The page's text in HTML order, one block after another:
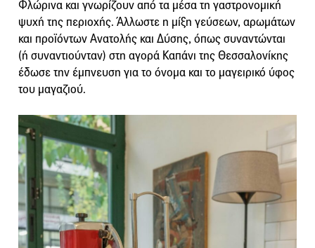
Φλώρινα και γνωρίζουν από τα μέσα τη γαστρονομική
ψυχή της περιοχής. Άλλωστε η μίξη γεύσεων, αρωμάτων
και προϊόντων Ανατολής και Δύσης, όπως συναντώνται
(ή συναντιούνταν) στη αγορά Καπάνι της Θεσσαλονίκης
έδωσε την έμπνευση για το όνομα και το μαγειρικό ύφος
του μαγαζιού.